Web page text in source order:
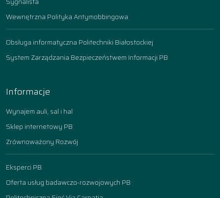
Wewnętrzna Polityka Antymobbingowa
Obsługa informatyczna Politechniki Białostockiej
System Zarządzania Bezpieczeństwem Informacji PB
Informacje
Wynajem auli, sal i hal
Sklep internetowy PB
Zrównoważony Rozwój
Eksperci PB
Oferta usług badawczo-rozwojowych PB